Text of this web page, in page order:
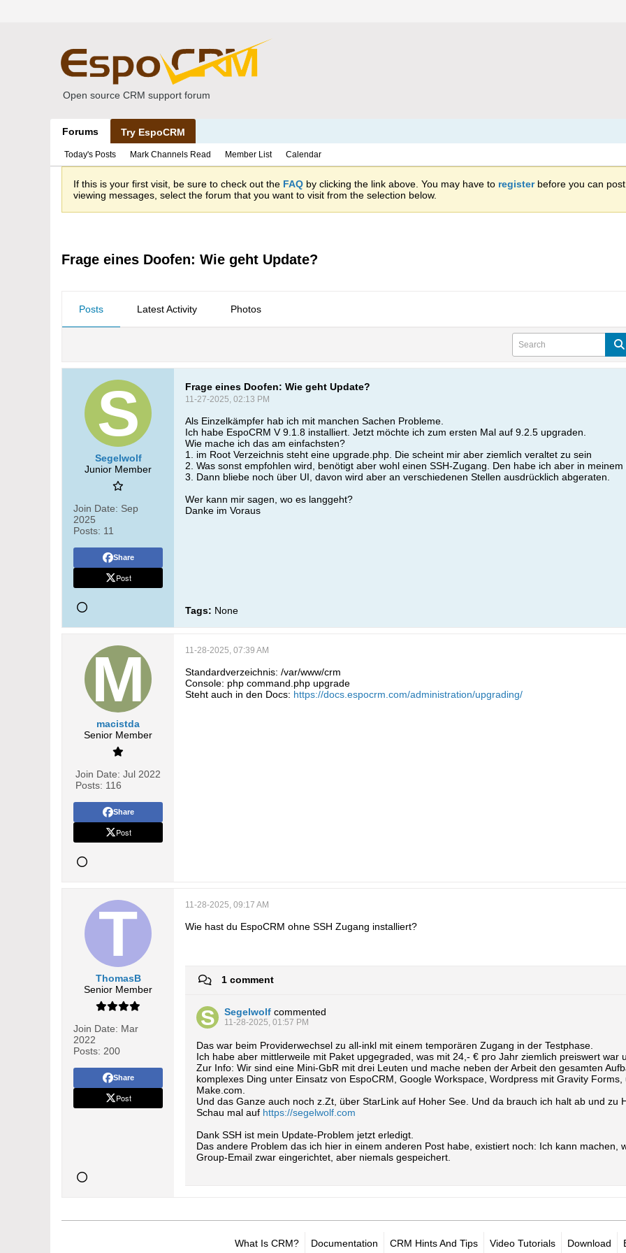
Open source CRM support forum
Forums Try EspoCRM
Today's Posts Mark Channels Read Member List Calendar
If this is your first visit, be sure to check out the FAQ by clicking the link above. You may have to registerbefore you can
viewing messages, select the forum that you want to visit from the selection below.
Frage eines Doofen: Wie geht Update?
Posts Latest Activity Photos
Segelwolf
Junior Member
Join Date: Sep
2025
Posts: 11
Share
Post
Frage eines Doofen: Wie geht Update?
11-27-2025, 02:13 PM
Als Einzelkämpfer hab ich mit manchen Sachen Probleme.
Ich habe EspoCRM V 9.1.8 installiert. Jetzt möchte ich zum ersten Mal auf 9.2.5 upgraden.
Wie mache ich das am einfachsten?
1. im Root Verzeichnis steht eine upgrade.php. Die scheint mir aber ziemlich veraltet zu sein
2. Was sonst empfohlen wird, benötigt aber wohl einen SSH-Zugang. Den habe ich aber in
3. Dann bliebe noch über UI, davon wird aber an verschiedenen Stellen ausdrücklich abgeraten.
Wer kann mir sagen, wo es langgeht?
Danke im Voraus
Tags: None
macistda
Senior Member
Join Date: Jul 2022
Posts: 116
Share
Post
11-28-2025, 07:39 AM
Standardverzeichnis: /var/www/crm
Console: php command.php upgrade
Steht auch in den Docs: https://docs.espocrm.com/administration/upgrading/
ThomasB
Senior Member
Join Date: Mar
2022
Posts: 200
Share
Post
11-28-2025, 09:17 AM
Wie hast du EspoCRM ohne SSH Zugang installiert?
1 comment
Segelwolf commented
11-28-2025, 01:57 PM
Das war beim Providerwechsel zu all-inkl mit einem temporären Zugang in der Testphase.
Ich habe aber mittlerweile mit Paket upgegraded, was mit 24,- € pro Jahr ziemlich preiswert war
Zur Info: Wir sind eine Mini-GbR mit drei Leuten und mache neben der Arbeit den gesamten
komplexes Ding unter Einsatz von EspoCRM, Google Workspace, Wordpress mit Gravity
Make.com.
Und das Ganze auch noch z.Zt, über StarLink auf Hoher See. Und da brauch ich halt ab und zu
Schau mal auf https://segelwolf.com
Dank SSH ist mein Update-Problem jetzt erledigt.
Das andere Problem das ich hier in einem anderen Post habe, existiert noch: Ich kann machen,
Group-Email zwar eingerichtet, aber niemals gespeichert.
What Is CRM? Documentation CRM Hints And Tips Video Tutorials Download